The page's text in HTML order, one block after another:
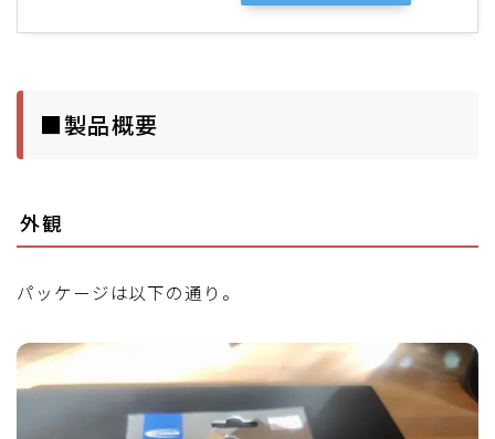
■製品概要
外観
パッケージは以下の通り。